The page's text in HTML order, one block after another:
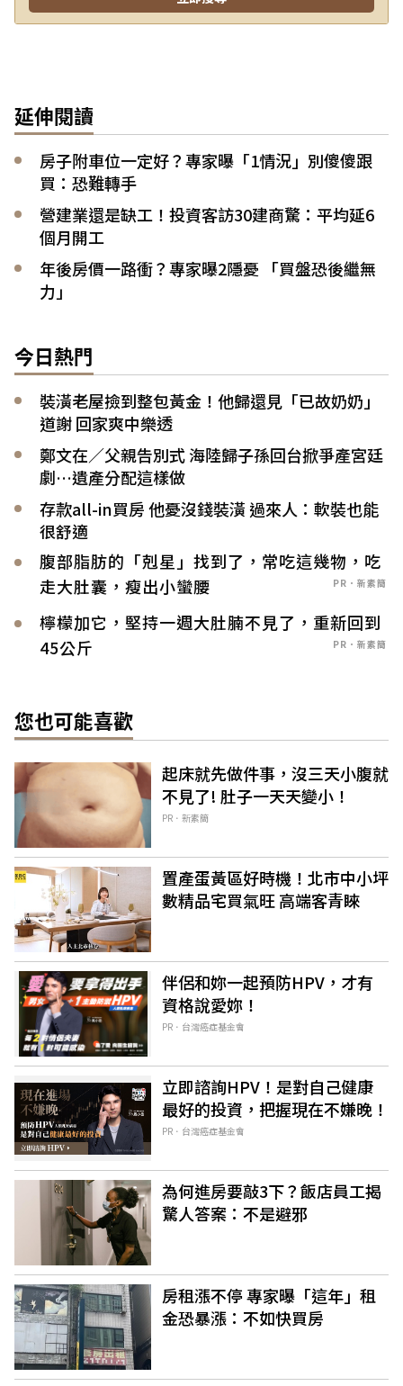
延伸閱讀
房子附車位一定好？專家曝「1情況」別傻傻跟
買：恐難轉手
營建業還是缺工！投資客訪30建商驚：平均延6
個月開工
年後房價一路衝？專家曝2隱憂 「買盤恐後繼無
力」
今日熱門
裝潢老屋撿到整包黃金！他歸還見「已故奶奶」
道謝 回家爽中樂透
鄭文在／父親告別式 海陸歸子孫回台掀爭產宮廷
劇…遺產分配這樣做
存款all-in買房 他憂沒錢裝潢 過來人：軟裝也能
很舒適
腹部脂肪的「剋星」找到了，常吃這幾物，吃
走大肚囊，瘦出小蠻腰
PR．新素簡
檸檬加它，堅持一週大肚腩不見了，重新回到
45公斤
PR．新素簡
您也可能喜歡
起床就先做件事，沒三天小腹就
不見了! 肚子一天天變小！
PR．新素簡
置產蛋黃區好時機！北市中小坪
數精品宅買氣旺 高端客青睞
伴侶和妳一起預防HPV，才有
資格說愛妳！
PR．台灣癌症基金會
立即諮詢HPV！是對自己健康
最好的投資，把握現在不嫌晚！
PR．台灣癌症基金會
為何進房要敲3下？飯店員工揭
驚人答案：不是避邪
房租漲不停 專家曝「這年」租
金恐暴漲：不如快買房